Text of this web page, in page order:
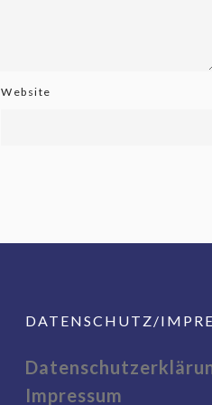
Website
DATENSCHUTZ/
Impressum